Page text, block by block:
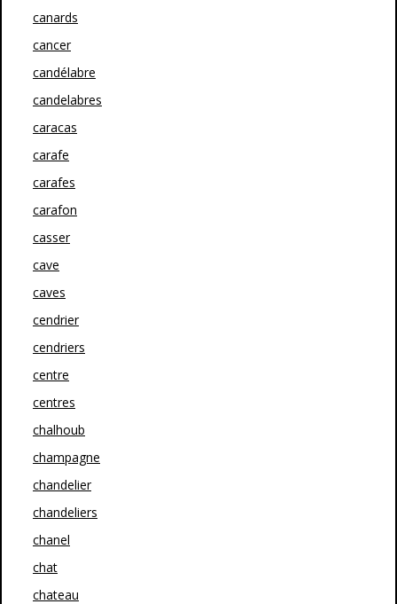
canards
cancer
candélabre
candelabres
caracas
carafe
carafes
carafon
casser
cave
caves
cendrier
cendriers
centre
centres
chalhoub
champagne
chandelier
chandeliers
chanel
chat
chateau